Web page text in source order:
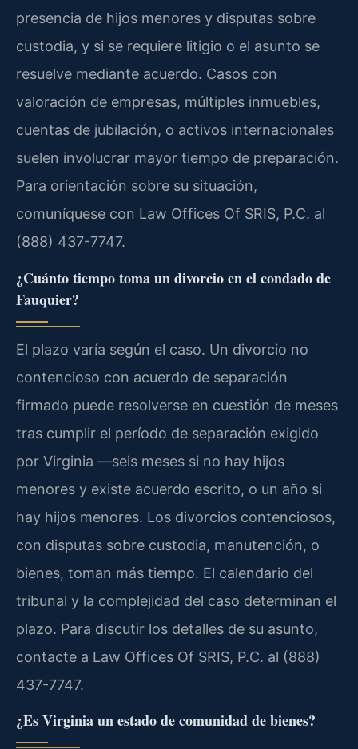
presencia de hijos menores y disputas sobre
custodia, y si se requiere litigio o el asunto se
resuelve mediante acuerdo. Casos con
valoración de empresas, múltiples inmuebles,
cuentas de jubilación, o activos internacionales
suelen involucrar mayor tiempo de preparación.
Para orientación sobre su situación,
comuníquese con Law Offices Of SRIS, P.C. al
(888) 437-7747.
¿Cuánto tiempo toma un divorcio en el condado de
Fauquier?
El plazo varía según el caso. Un divorcio no
contencioso con acuerdo de separación
firmado puede resolverse en cuestión de meses
tras cumplir el período de separación exigido
por Virginia —seis meses si no hay hijos
menores y existe acuerdo escrito, o un año si
hay hijos menores. Los divorcios contenciosos,
con disputas sobre custodia, manutención, o
bienes, toman más tiempo. El calendario del
tribunal y la complejidad del caso determinan el
plazo. Para discutir los detalles de su asunto,
contacte a Law Offices Of SRIS, P.C. al (888)
437-7747.
¿Es Virginia un estado de comunidad de bienes?